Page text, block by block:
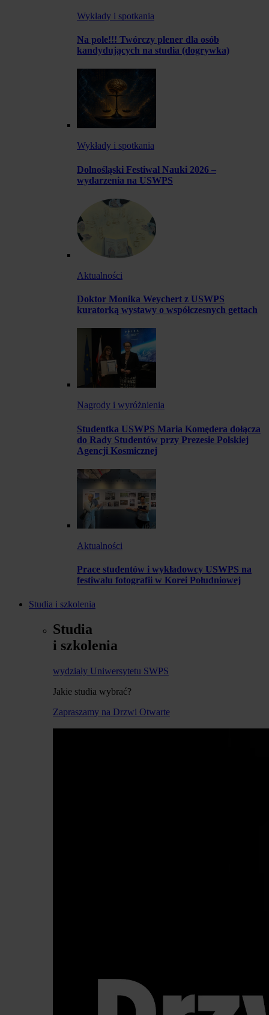
Wykłady i spotkania
Na pole!!! Twórczy plener dla osób
kandydujących na studia (dogrywka)
Wykłady i spotkania
Dolnośląski Festiwal Nauki 2026 –
wydarzenia na USWPS
Aktualności
Doktor Monika Weychert z USWPS
kuratorką wystawy o współczesnych gettach
Nagrody i wyróżnienia
Studentka USWPS Maria Komędera dołącza
do Rady Studentów przy Prezesie Polskiej
Agencji Kosmicznej
Aktualności
Prace studentów i wykładowcy USWPS na
festiwalu fotografii w Korei Południowej
Studia i szkolenia
Studia
i szkolenia
wydziały Uniwersytetu SWPS
Jakie studia wybrać?
Zapraszamy na Drzwi Otwarte